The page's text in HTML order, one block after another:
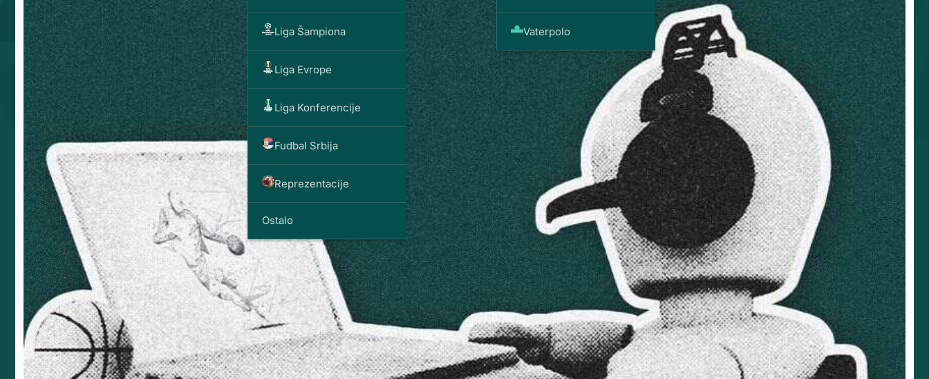
Liga Šampiona
Liga Evrope
Liga Konferencije
Fudbal Srbija
Reprezentacije
Ostalo
Vaterpolo